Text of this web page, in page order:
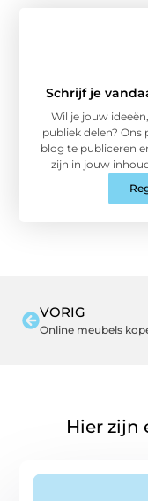
Schrijf je
Wil je jouw
publiek delen?
blog te publiceren
zijn in jouw
VORIG
Hier zijn